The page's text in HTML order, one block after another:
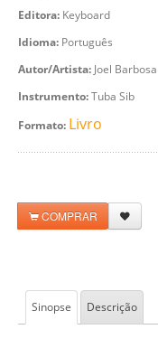
Editora: Keyboard
Idioma: Português
Autor/Artista: Joel Barbosa
Instrumento:Tuba Sib
Formato: Livro
COMPRAR
Sinopse Descrição